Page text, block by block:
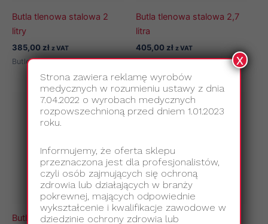
Butla tlenowa stalowa 2
litry
385,00zł z VAT
Butle, reduktory
Butla tlenowa stalowa 2,7
litra
405,00zł z VAT
Butle, reduktory
Butla tlenowa stalowa 3
Butla tlenowa stalowa 5
Strona zawiera reklamę wyrobów
medycznych w rozumieniu ustawy z dnia
7.04.2022 o wyrobach medycznych
rozpowszechnioną przed dniem 1.01.2023
roku.
Informujemy, że oferta sklepu
przeznaczona jest dla profesjonalistów,
czyli osób zajmujących się ochroną
zdrowia lub działających w branży
pokrewnej, mających odpowiednie
wykształcenie i kwalifikacje zawodowe w
dziedzinie ochrony zdrowia lub
x